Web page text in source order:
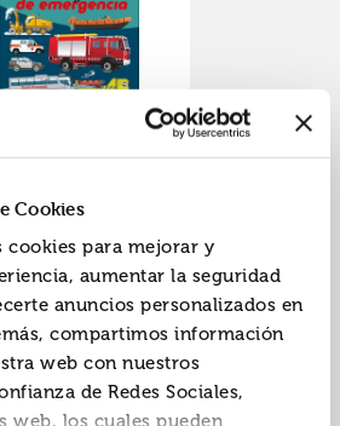
Cookies
cookies para mejorar y
aumentar la seguridad
anuncios personalizados en
compartimos información
web con nuestros
de Redes Sociales,
web, los cuales pueden
9788428569378
Hawcock, David
« 1 »